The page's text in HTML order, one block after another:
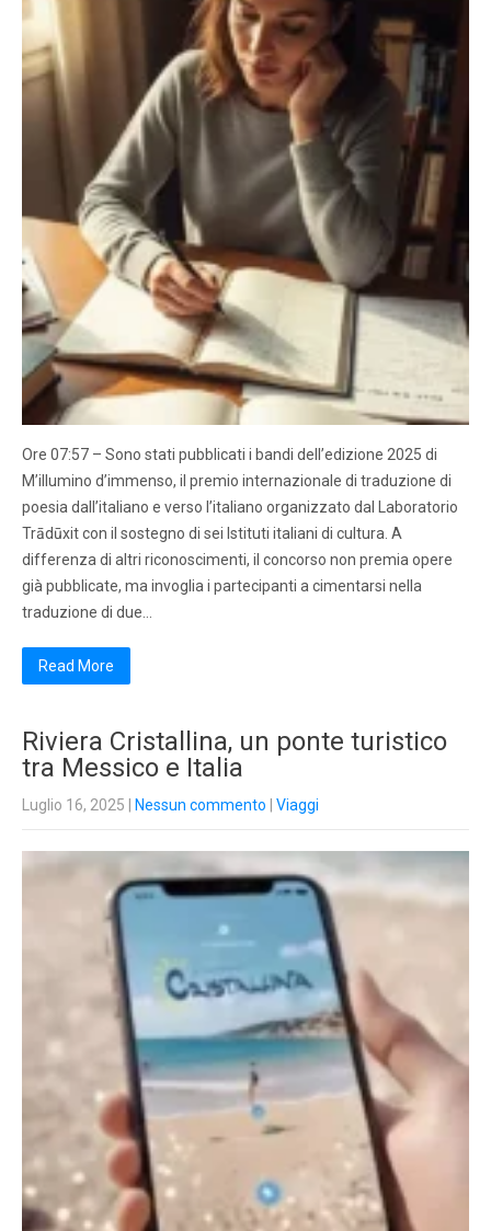
Ore 07:57 – Sono stati pubblicati i bandi dell’edizione 2025 di
M’illumino d’immenso, il premio internazionale di traduzione di
poesia dall’italiano e verso l’italiano organizzato dal Laboratorio
Trādūxit con il sostegno di sei Istituti italiani di cultura. A
differenza di altri riconoscimenti, il concorso non premia opere
già pubblicate, ma invoglia i partecipanti a cimentarsi nella
traduzione di due…
Read More
Riviera Cristallina, un ponte turistico
tra Messico e Italia
Luglio 16, 2025 Nessun commento Viaggi